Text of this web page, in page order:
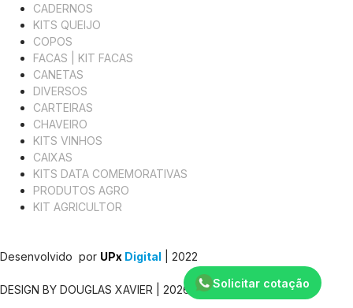
Solicitar cotação
CADERNOS
KITS QUEIJO
COPOS
FACAS | KIT FACAS
CANETAS
DIVERSOS
CARTEIRAS
CHAVEIRO
KITS VINHOS
CAIXAS
KITS DATA COMEMORATIVAS
PRODUTOS AGRO
KIT AGRICULTOR
Desenvolvido por UPx Digital | 2022
DESIGN BY DOUGLAS XAVIER | 2026